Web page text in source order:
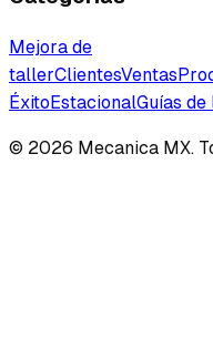
Mejora de
tallerClientesVentas
ÉxitoEstacionalGuías
© 2026 Mecanica MX.